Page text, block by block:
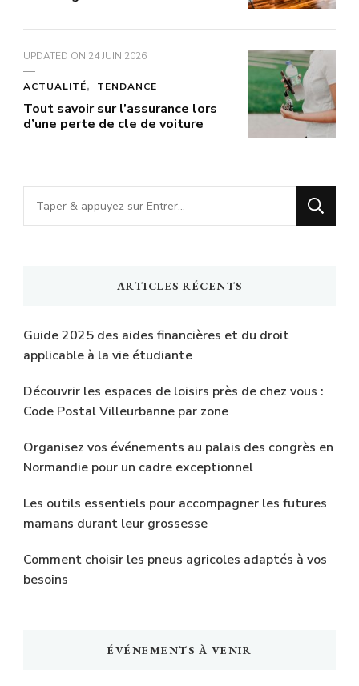
UPDATED ON 24 JUIN 2026
ACTUALITÉ TENDANCE
Tout savoir sur l’assurance lors
d’une perte de cle de voiture
Vous
recherchiez
ARTICLES RÉCENTS
Guide 2025 des aides financières et du droit
applicable à la vie étudiante
Découvrir les espaces de loisirs près de chez vous :
Code Postal Villeurbanne par zone
Organisez vos événements au palais des congrès en
Normandie pour un cadre exceptionnel
Les outils essentiels pour accompagner les futures
mamans durant leur grossesse
Comment choisir les pneus agricoles adaptés à vos
besoins
ÉVÉNEMENTS À VENIR